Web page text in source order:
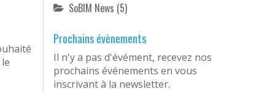
SoBIM News (5)
Prochains évènements
Il n'y a pas d'évément, recevez nos
prochains événements en vous
inscrivant à la newsletter.